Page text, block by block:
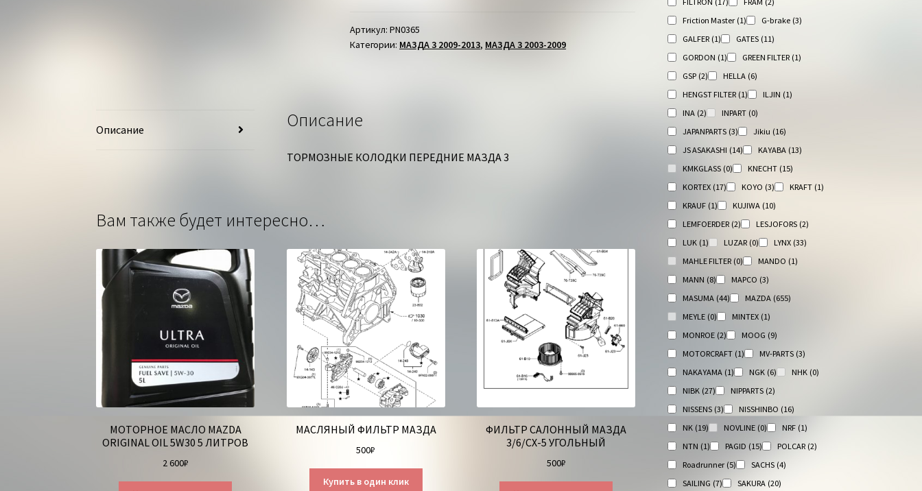
ПЕРЕДНИЕ
МАЗДА
Артикул:PN0365
Категории: МАЗДА 3 2009-2013, МАЗДА 3 2003-2009
Описание Описание
ТОРМОЗНЫЕ КОЛОДКИ ПЕРЕДНИЕ МАЗДА 3
Вам также будет интересно…
МОТОРНОЕ МАСЛО MAZDA
ORIGINAL OIL 5W30 5 ЛИТРОВ
2 600₽
МАСЛЯНЫЙ ФИЛЬТР МАЗДА
500₽
Купить в один клик
ФИЛЬТР САЛОННЫЙ МАЗДА
3/6/СХ-5 УГОЛЬНЫЙ
500₽
Friction Master (1) G-brake (3)
GALFER (1) GATES (11)
GORDON (1) GREEN FILTER (1)
GSP (2) HELLA (6)
HENGST FILTER (1) ILJIN (1)
INA (2) INPART (0)
JAPANPARTS (3) Jikiu (16)
JS ASAKASHI (14) KAYABA (13)
KMKGLASS (0) KNECHT (15)
KORTEX (17) KOYO (3) KRAFT (1)
KRAUF (1) KUJIWA (10)
LEMFOERDER (2) LESJOFORS (2)
LUK (1) LUZAR (0) LYNX (33)
MAHLE FILTER (0) MANDO (1)
MANN (8) MAPCO (3)
MASUMA (44) MAZDA (655)
MEYLE (0) MINTEX (1)
MONROE (2) MOOG (9)
MOTORCRAFT (1) MV-PARTS (3)
NAKAYAMA (1) NGK (6) NHK (0)
NIBK (27) NIPPARTS (2)
NISSENS (3) NISSHINBO (16)
NK (19) NOVLINE (0) NRF (1)
NTN (1) PAGID (15) POLCAR (2)
Roadrunner (5) SACHS (4)
SAILING (7) SAKURA (20)